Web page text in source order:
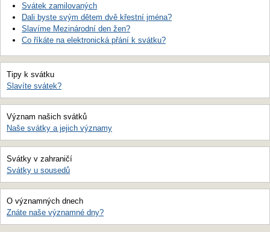
Svátek zamilovaných
Dali byste svým dětem dvě křestní jména?
Slavíme Mezinárodní den žen?
Co říkáte na elektronická přání k svátku?
Tipy k svátku
Slavíte svátek?
Význam našich svátků
Naše svátky a jejich významy
Svátky v zahraničí
Svátky u sousedů
O významných dnech
Znáte naše významné dny?